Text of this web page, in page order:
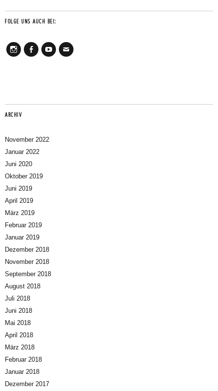
FOLGE UNS AUCH BEI:
ARCHIV
November 2022
Januar 2022
Juni 2020
Oktober 2019
Juni 2019
April 2019
März 2019
Februar 2019
Januar 2019
Dezember 2018
November 2018
September 2018
August 2018
Juli 2018
Juni 2018
Mai 2018
April 2018
März 2018
Februar 2018
Januar 2018
Dezember 2017